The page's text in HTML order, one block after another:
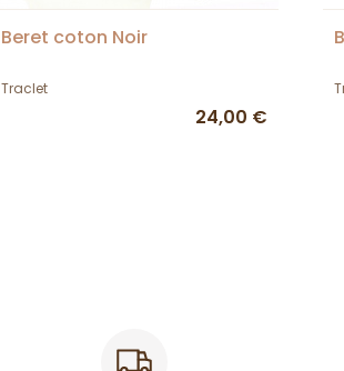
Beret coton Noir
Traclet
24,00 €